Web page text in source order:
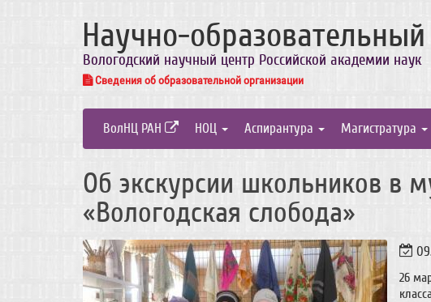
Научно-
Вологодский научный центр Российской академии наук
Сведения об образовательной организации
ВолНЦ РАН НОЦ Аспирантура Магистратура
Об экскурсии школьников в
«Вологодская слобода»
26